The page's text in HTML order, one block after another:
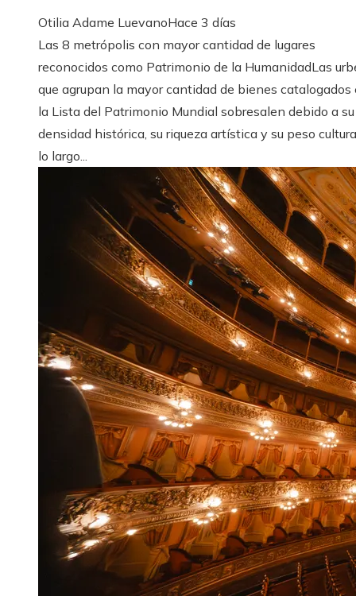
Otilia Adame LuevanoHace 3 días
Las 8 metrópolis con mayor cantidad de lugares
reconocidos como Patrimonio de la HumanidadLas
que agrupan la mayor cantidad de bienes catalogados
la Lista del Patrimonio Mundial sobresalen debido a su
densidad histórica, su riqueza artística y su peso
lo largo...